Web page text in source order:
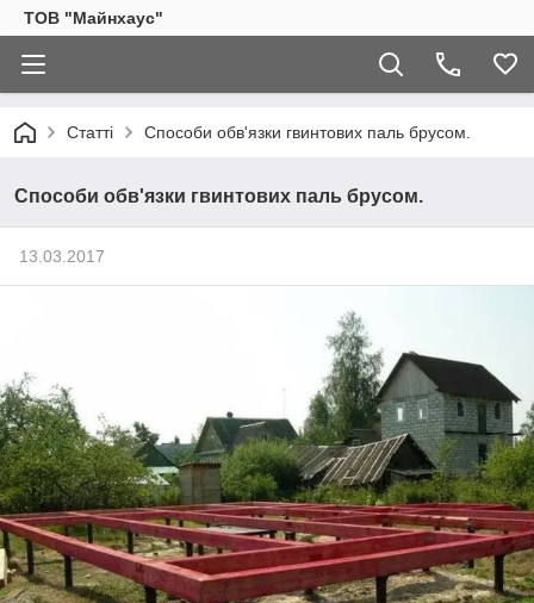
ТОВ "Майнхаус"
Статті Способи обв'язки гвинтових паль брусом.
Способи обв'язки гвинтових паль брусом.
13.03.2017